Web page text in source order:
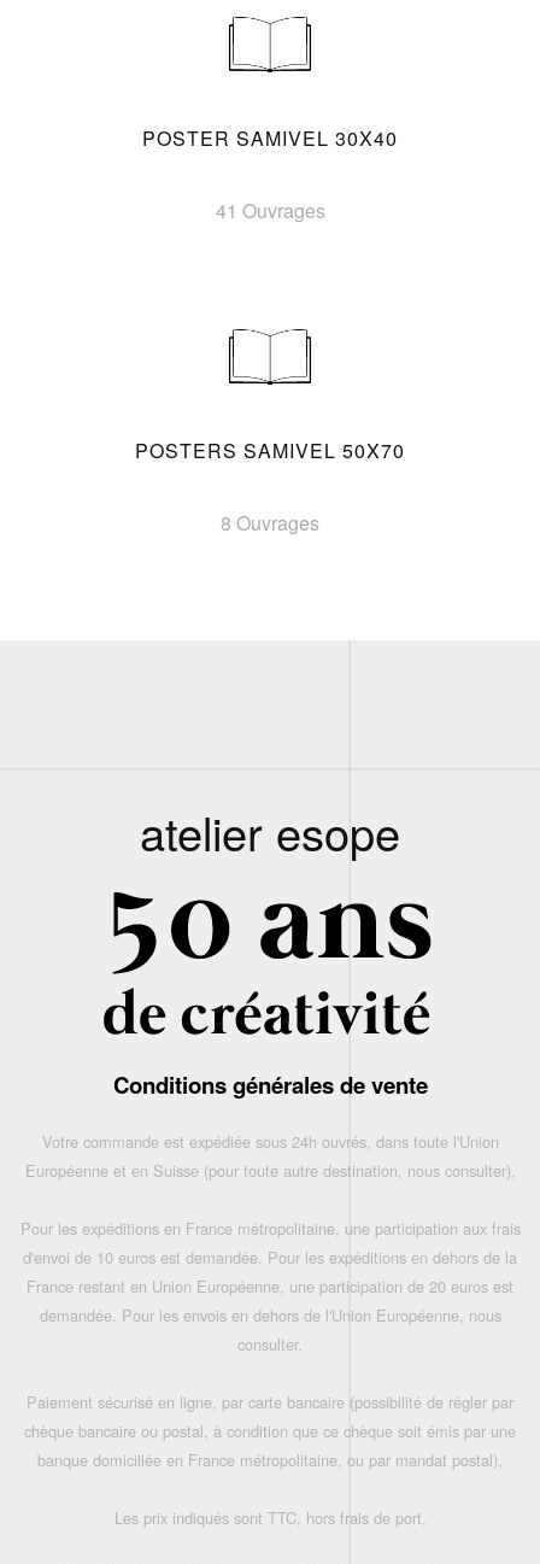
POSTER SAMIVEL 30X40
41 Ouvrages
POSTERS SAMIVEL 50X70
8 Ouvrages
atelier esope
Conditions générales de vente
Votre commande est expédiée sous 24h ouvrés, dans toute l'Union
Européenne et en Suisse (pour toute autre destination, nous consulter),
Pour les expéditions en France métropolitaine, une participation aux frais
d'envoi de 10 euros est demandée. Pour les expéditions en dehors de la
France restant en Union Européenne, une participation de 20 euros est
demandée. Pour les envois en dehors de l'Union Européenne, nous
consulter.
Paiement sécurisé en ligne, par carte bancaire (possibilité de régler par
chèque bancaire ou postal, à condition que ce chèque soit émis par une
banque domiciliée en France métropolitaine, ou par mandat postal),
Les prix indiqués sont TTC, hors frais de port,